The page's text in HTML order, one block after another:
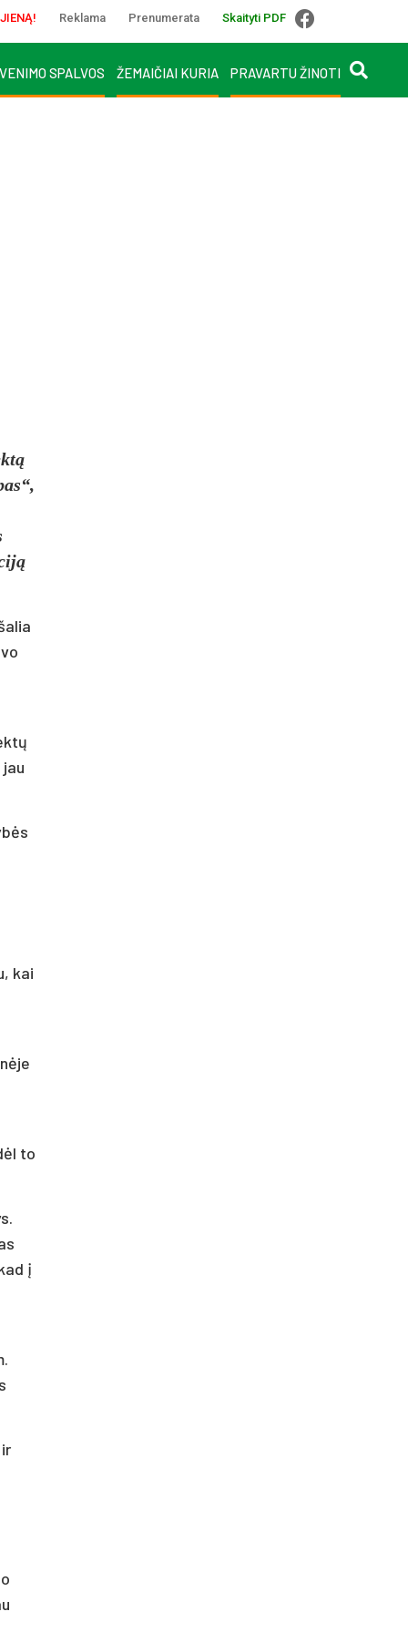
Reklama Prenumerata Skaityti PDF
SPALVOS ŽEMAIČIAI KURIA PRAVARTU ŽINOTI
kai
to
į